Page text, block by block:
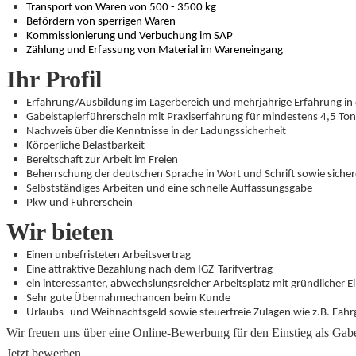
Transport von Waren von 500 - 3500 kg
Befördern von sperrigen Waren
Kommissionierung und Verbuchung im SAP
Zählung und Erfassung von Material im Wareneingang
Ihr Profil
Erfahrung/Ausbildung im Lagerbereich und mehrjährige Erfahrung
Gabelstaplerführerschein mit Praxiserfahrung für mindestens 4,5
Nachweis über die Kenntnisse in der Ladungssicherheit
Körperliche Belastbarkeit
Bereitschaft zur Arbeit im Freien
Beherrschung der deutschen Sprache in Wort und Schrift sowie
Selbstständiges Arbeiten und eine schnelle Auffassungsgabe
Pkw und Führerschein
Wir bieten
Einen unbefristeten Arbeitsvertrag
Eine attraktive Bezahlung nach dem IGZ-Tarifvertrag
ein interessanter, abwechslungsreicher Arbeitsplatz mit gründlicher
Sehr gute Übernahmechancen beim Kunde
Urlaubs- und Weihnachtsgeld sowie steuerfreie Zulagen wie z.B.
Wir freuen uns über eine Online-Bewerbung für den Einstieg als